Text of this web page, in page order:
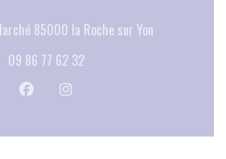
85000 la Roche sur Yon((opent in een
09 86 77 62 32
Facebook ((opent in een nieuw
Instagram ((opent in een